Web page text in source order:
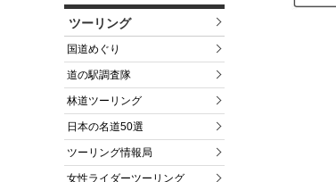
ツーリング
国道めぐり
道の駅調査隊
林道ツーリング
日本の名道50選
ツーリング情報局
女性ライダーツーリング